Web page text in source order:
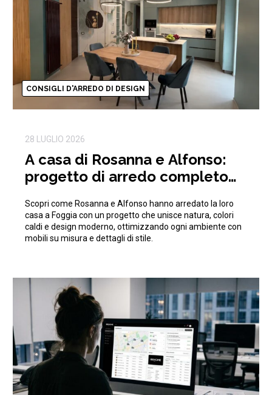
CONSIGLI D'ARREDO DI DESIGN
28 LUGLIO 2026
A casa di Rosanna e Alfonso:
progetto di arredo completo
Scopri come Rosanna e Alfonso hanno arredato la loro
casa a Foggia con un progetto che unisce natura, colori
caldi e design moderno, ottimizzando ogni ambiente con
mobili su misura e dettagli di stile.